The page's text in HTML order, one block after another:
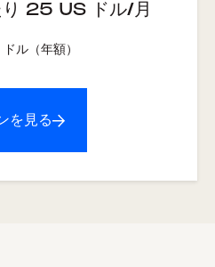
25 US ドル/月
ル（年額）
を見る